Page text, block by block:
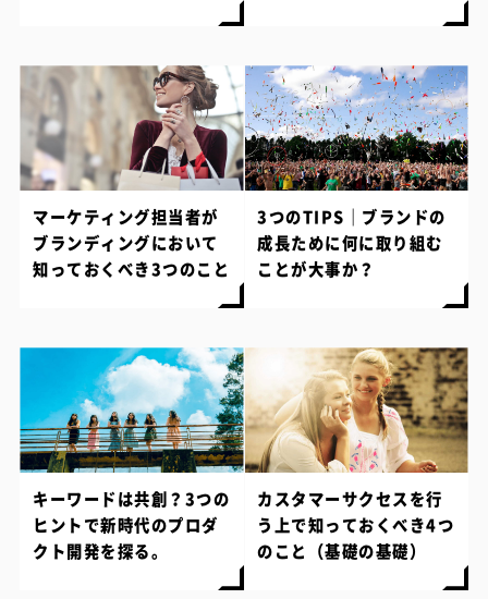
マーケティング担当者が
ブランディングにおいて
知っておくべき3つのこと
3つのTIPS｜ブランドの
成長ために何に取り組む
ことが大事か？
キーワードは共創？3つの
ヒントで新時代のプロダ
クト開発を探る。
カスタマーサクセスを行
う上で知っておくべき4つ
のこと（基礎の基礎）